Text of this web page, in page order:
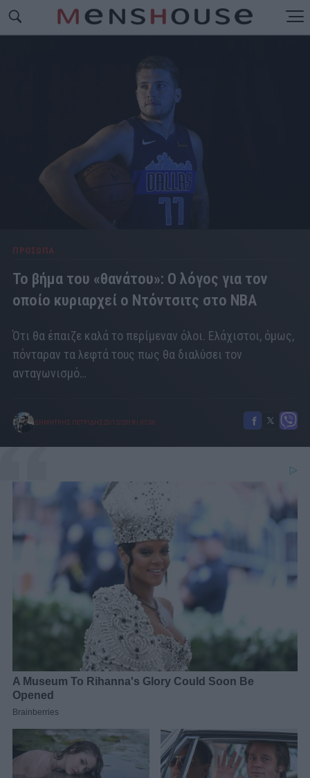
ΠΡΟΣΩΠΑ
Το βήμα του «θανάτου»: Ο λόγος για τον
οποίο κυριαρχεί ο Ντόντσιτς στο ΝΒΑ
Ότι θα έπαιζε καλά το περίμεναν όλοι. Ελάχιστοι, όμως,
πόνταραν τα λεφτά τους πως θα διαλύσει τον
ανταγωνισμό…
ΔΗΜΗΤΡΗΣ ΠΕΤΡΙΔΗΣ 23/12/2018 07:00